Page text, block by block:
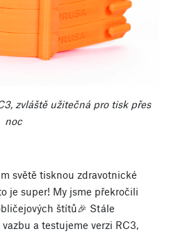
zvláště užitečná pro tisk přes
noc
světě tisknou zdravotnické
je super! My jsme překročili
štítů🎉 Stále
a testujeme verzi RC3,